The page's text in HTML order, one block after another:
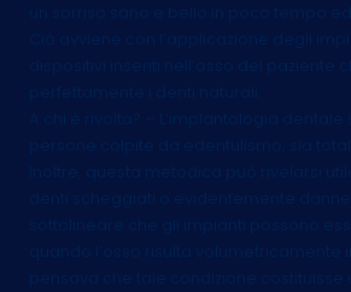
un sorriso sano e bello in poco tempo
Ciò avviene con l’applicazione degli
dispositivi inseriti nell’osso del paziente
perfettamente i denti naturali.
A chi è rivolta? – L’implantologia dentale
persone colpite da edentulismo, sia
Inoltre, questa metodica può rivelarsi
denti scheggiati o evidentemente
sottolineare che gli impianti possono
quando l’osso risulta volumetricamente
pensava che tale condizione costituisse